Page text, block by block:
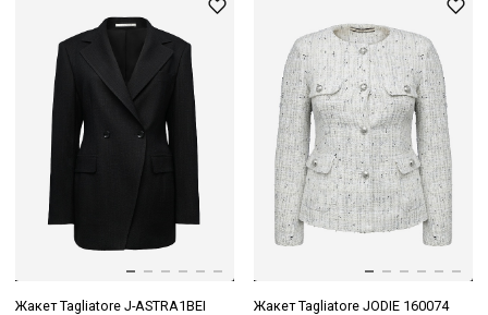
Жакет Tagliatore J-ASTRA1BEI
Жакет Tagliatore JODIE 160074